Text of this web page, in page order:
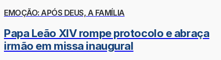
EMOÇÃO: APÓS DEUS, A FAMÍLIA
Papa Leão XIV rompe protocolo e abraça
irmão em missa inaugural